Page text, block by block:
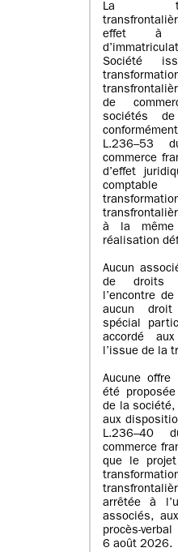
La
effet à
Société
de
sociétés de
L.236–53
commerce
d’effet
à la
réalisation
Aucun
de droits
l’encontre
aucun
spécial
accordé
l’issue de la
Aucune offre
été
de la société,
aux
L.236–40
commerce
que le
arrêtée à
associés,
procès-
6 août 2026.